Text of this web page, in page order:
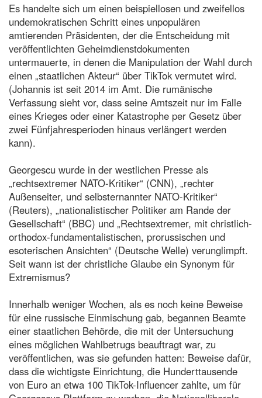
Es handelte sich um einen beispiellosen und zweifellos
undemokratischen Schritt eines unpopulären
amtierenden Präsidenten, der die Entscheidung mit
veröffentlichten Geheimdienstdokumenten
untermauerte, in denen die Manipulation der Wahl durch
einen „staatlichen Akteur“ über TikTok vermutet wird.
(Johannis ist seit 2014 im Amt. Die rumänische
Verfassung sieht vor, dass seine Amtszeit nur im Falle
eines Krieges oder einer Katastrophe per Gesetz über
zwei Fünfjahresperioden hinaus verlängert werden
kann).
Georgescu wurde in der westlichen Presse als
„rechtsextremer NATO-Kritiker“ (CNN), „rechter
Außenseiter, und selbsternannter NATO-Kritiker“
(Reuters), „nationalistischer Politiker am Rande der
Gesellschaft“ (BBC) und „Rechtsextremer, mit christlich-
orthodox-fundamentalistischen, prorussischen und
esoterischen Ansichten“ (Deutsche Welle) verunglimpft.
Seit wann ist der christliche Glaube ein Synonym für
Extremismus?
Innerhalb weniger Wochen, als es noch keine Beweise
für eine russische Einmischung gab, begannen Beamte
einer staatlichen Behörde, die mit der Untersuchung
eines möglichen Wahlbetrugs beauftragt war, zu
veröffentlichen, was sie gefunden hatten: Beweise dafür,
dass die wichtigste Einrichtung, die Hunderttausende
von Euro an etwa 100 TikTok-Influencer zahlte, um für